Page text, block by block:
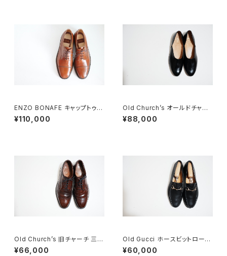
ENZO BONAFE キャップトゥ 4
4 DEADSTOCK
¥110,000
Old Church’s オールドチャー
チ ドクターシューズ 9.5F
¥88,000
Old Church’s 旧チャーチ 三都
市 Grafton グラフトン 100F
¥66,000
Old Gucci ホースビットローフ
ァー 44.5 布タグ
¥60,000